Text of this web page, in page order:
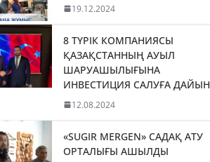
19.12.2024
8 ТҮРІК КОМПАНИЯСЫ
ҚАЗАҚСТАННЫҢ АУЫЛ
ШАРУАШЫЛЫҒЫНА
ИНВЕСТИЦИЯ САЛУҒА ДАЙЫН
12.08.2024
«SUGIR MERGEN» САДАҚ АТУ
ОРТАЛЫҒЫ АШЫЛДЫ